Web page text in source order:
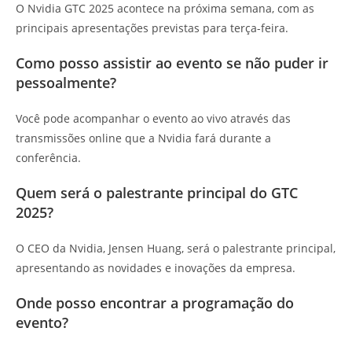
O Nvidia GTC 2025 acontece na próxima semana, com as
principais apresentações previstas para terça-feira.
Como posso assistir ao evento se não puder ir
pessoalmente?
Você pode acompanhar o evento ao vivo através das
transmissões online que a Nvidia fará durante a
conferência.
Quem será o palestrante principal do GTC
2025?
O CEO da Nvidia, Jensen Huang, será o palestrante principal,
apresentando as novidades e inovações da empresa.
Onde posso encontrar a programação do
evento?